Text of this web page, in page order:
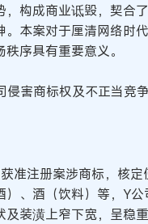
，构成商业诋毁，契合
本案对于厘清网络时代
序具有重要意义。
侵害商标权及不正当竞
准注册案涉商标，核
）、酒（饮料）等，Y
及装潢上窄下宽，呈稳